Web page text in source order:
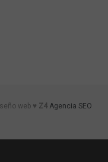
web ♥ Z4 Agencia SEO